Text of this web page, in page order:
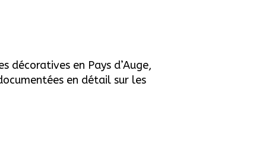
décoratives en Pays d’Auge,
en détail sur les